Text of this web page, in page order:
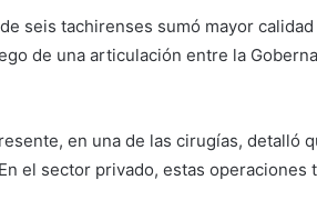
seis tachirenses sumó mayor
de una articulación entre la
en una de las cirugías, detalló
el sector privado, estas